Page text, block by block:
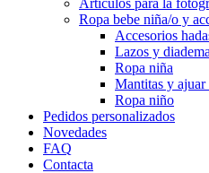
Artículos para la
Ropa bebe niña/o y
Accesorios
Lazos y
Ropa niña
Mantitas y ajuar
Ropa niño
Pedidos personalizados
Novedades
FAQ
Contacta